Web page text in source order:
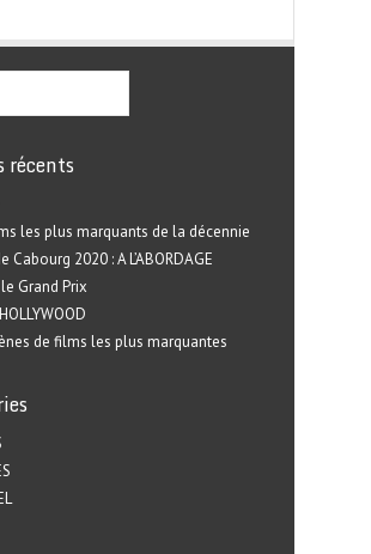
récents
les plus marquants de la décennie
Cabourg 2020 : A L’ABORDAGE
Grand Prix
de films les plus marquantes